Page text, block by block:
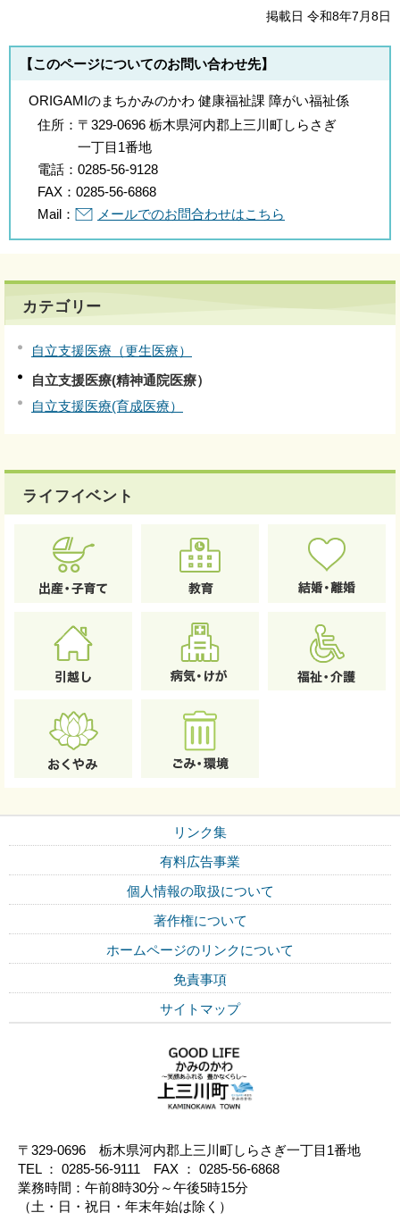
掲載日 令和8年7月8日
【このページについてのお問い合わせ先】
ORIGAMIのまちかみのかわ 健康福祉課 障がい福祉係
住所： 〒329-0696 栃木県河内郡上三川町しらさぎ
一丁目1番地
電話： 0285-56-9128
FAX： 0285-56-6868
Mail：
メールでのお問合わせはこちら
カテゴリー
自立支援医療（更生医療）
自立支援医療(精神通院医療）
自立支援医療(育成医療）
ライフイベント
リンク集
有料広告事業
個人情報の取扱について
著作権について
ホームページのリンクについて
免責事項
サイトマップ
〒329-0696 栃木県河内郡上三川町しらさぎ一丁目1番地
TEL ： 0285-56-9111 FAX ： 0285-56-6868
業務時間：午前8時30分～午後5時15分
（土・日・祝日・年末年始は除く）